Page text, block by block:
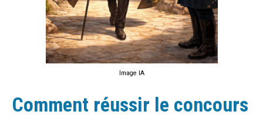
Image IA
Comment réussir le concours